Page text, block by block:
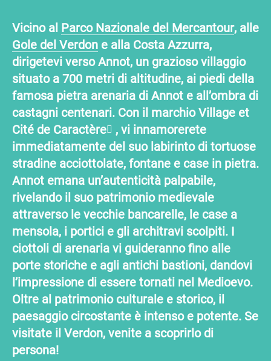
Vicino al Parco Nazionale del Mercantour, alle
Gole del Verdon e alla Costa Azzurra,
dirigetevi verso Annot, un grazioso villaggio
situato a 700 metri di altitudine, ai piedi della
famosa pietra arenaria di Annot e all’ombra di
castagni centenari. Con il marchioVillage et
Cité de Caractère
, vi innamorerete
immediatamente del suo labirinto di tortuose
stradine acciottolate, fontane e case in pietra.
Annot emana un’autenticità palpabile,
rivelando il suo patrimonio medievale
attraverso le vecchie bancarelle, le case a
mensola, i portici e gli architravi scolpiti. I
ciottoli di arenaria vi guideranno fino alle
porte storiche e agli antichi bastioni, dandovi
l’impressione di essere tornati nel Medioevo.
Oltre al patrimonio culturale e storico, il
paesaggio circostante è intenso e potente. Se
visitate il Verdon, venite a scoprirlo di
persona!